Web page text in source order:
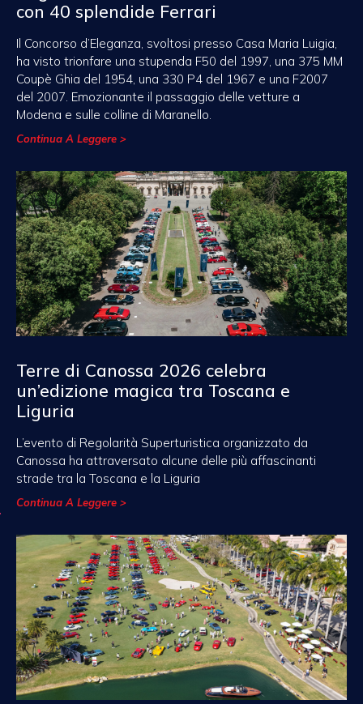
con 40 splendide Ferrari
Il Concorso d’Eleganza, svoltosi presso Casa Maria Luigia,
ha visto trionfare una stupenda F50 del 1997, una 375 MM
Coupè Ghia del 1954, una 330 P4 del 1967 e una F2007
del 2007. Emozionante il passaggio delle vetture a
Modena e sulle colline di Maranello.
Continua A Leggere >
Terre di Canossa 2026 celebra
un’edizione magica tra Toscana e
Liguria
L’evento di Regolarità Superturistica organizzato da
Canossa ha attraversato alcune delle più affascinanti
strade tra la Toscana e la Liguria
Continua A Leggere >